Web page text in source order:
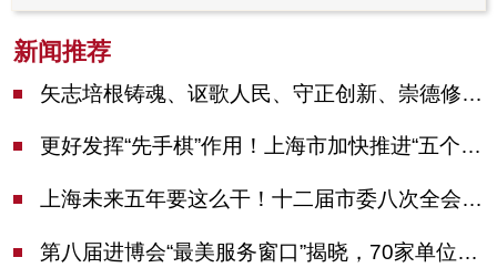
新闻推荐
矢志培根铸魂、讴歌人民、守正创新、崇德修身！这场座谈会上，陈吉宁对全市文化战线提出期望
更好发挥“先手棋”作用！上海市加快推进“五个中心”建设领导小组会议举行
上海未来五年要这么干！十二届市委八次全会审议通过上海“十五五”规划建议
第八届进博会“最美服务窗口”揭晓，70家单位诠释“上海服务”温度